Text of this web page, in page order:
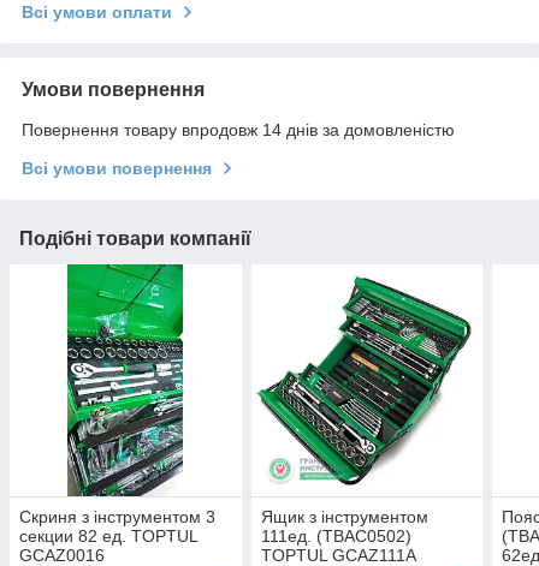
Всі умови оплати
Умови повернення
Повернення товару впродовж 14 днів за домовленістю
Всі умови повернення
Подібні товари компанії
Скриня з інструментом 3
секции 82 ед. TOPTUL
GCAZ0016
Ящик з інструментом
111ед. (TBAC0502)
TOPTUL GCAZ111A